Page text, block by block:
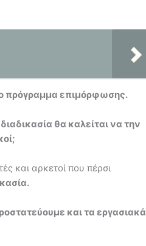
πρόγραμμα επιμόρφωσης.
θα καλείται να την
και αρκετοί που πέρσι
και τα εργασιακά